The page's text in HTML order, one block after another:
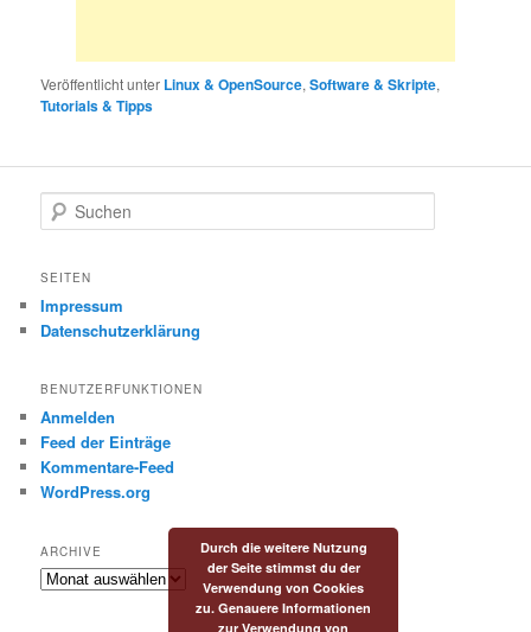
Veröffentlicht unter Linux & OpenSource,Software & Skripte,
Tutorials & Tipps
u
h
n
SEITEN
Impressum
Datenschutzerklärung
BENUTZERFUNKTIONEN
Anmelden
Feed der Einträge
Kommentare-Feed
WordPress.org
ARCHIVE
Archive
Durch die weitere Nutzung
der Seite stimmst du der
Verwendung von Cookies
zu. Genauere Informationen
zur Verwendung von